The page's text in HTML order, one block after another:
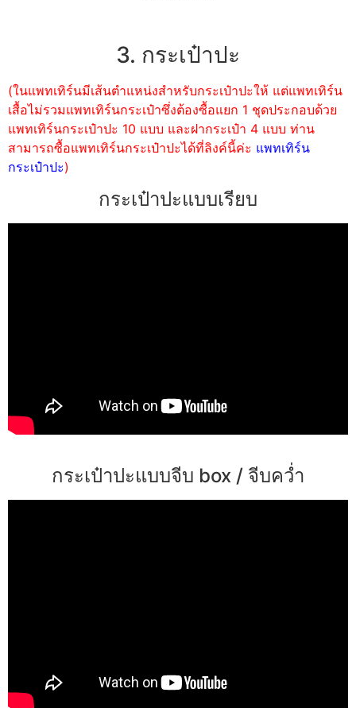
3. กระเป๋าปะ
(ในแพทเทิร์นมีเส้นตำแหน่งสำหรับกระเป๋าปะให้ แต่แพทเทิร์น
เสื้อไม่รวมแพทเทิร์นกระเป๋าซึ่งต้องซื้อแยก 1 ชุดประกอบด้วย
แพทเทิร์นกระเป๋าปะ 10 แบบ และฝากระเป๋า 4 แบบ ท่าน
สามารถซื้อแพทเทิร์นกระเป๋าปะได้ที่ลิงค์นี้ค่ะ แพทเทิร์น
กระเป๋าปะ)
กระเป๋าปะแบบเรียบ
กระเป๋าปะแบบจีบ box / จีบคว่ำ